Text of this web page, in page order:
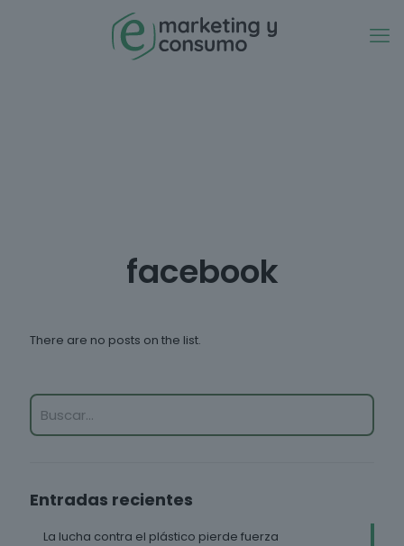
facebook
There are no posts on the list.
Entradas recientes
La lucha contra el plástico pierde fuerza